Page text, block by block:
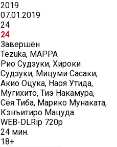
2019
07.01.2019
24
24
Завершён
Tezuka, MAPPA
Рио Судзуки, Хироки
Судзуки, Мицуми Сасаки,
Акио Оцука, Наоя Утида,
Мугихито, Тиэ Накамура,
Сёя Тиба, Марико Мунаката,
Кэнъитиро Мацуда
WEB-DLRip 720p
24 мин.
18+